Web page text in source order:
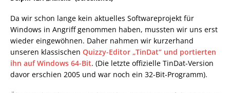
Da wir schon lange kein aktuelles Softwareprojekt für
Windows in Angriff genommen haben, mussten wir uns erst
wieder eingewöhnen. Daher nahmen wir kurzerhand
unseren klassischen Quizzy-Editor „TinDat“ und portierten
ihn auf Windows 64-Bit. (Die letzte offizielle TinDat-Version
davor erschien 2005 und war noch ein 32-Bit-Programm).